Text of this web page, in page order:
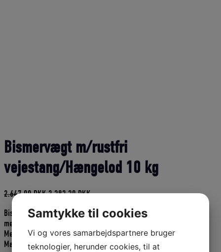
Bismervægt m/rustfri
vejestang/Hængelod 10 kg
2.647,00DKKDen
pris
2.647,00 DKK.
2.382,30DKKDen
pris
2.382,30 DKK.
Bismarvægt 10 kg
med hængelod.
Med skala i rustfrit stål.
Max. vægt 10 kg
Samtykke til cookies
Vi og vores samarbejdspartnere bruger
teknologier, herunder cookies, til at